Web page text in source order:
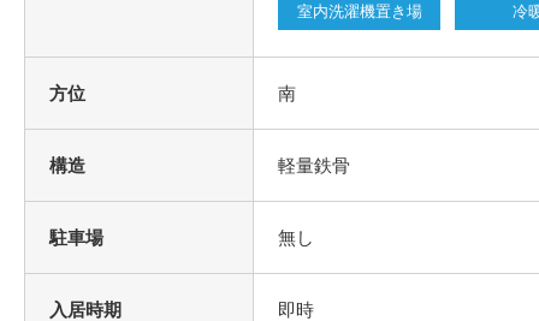
室内洗濯機置き場 冷
方位 南
構造 軽量鉄骨
駐車場 無し
入居時期 即時